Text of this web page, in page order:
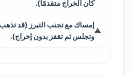
كان الخراج متقدمًا).
إمساك مع تجنب التبرز (قد
وتجلس ثم تقفز بدون إخراج).